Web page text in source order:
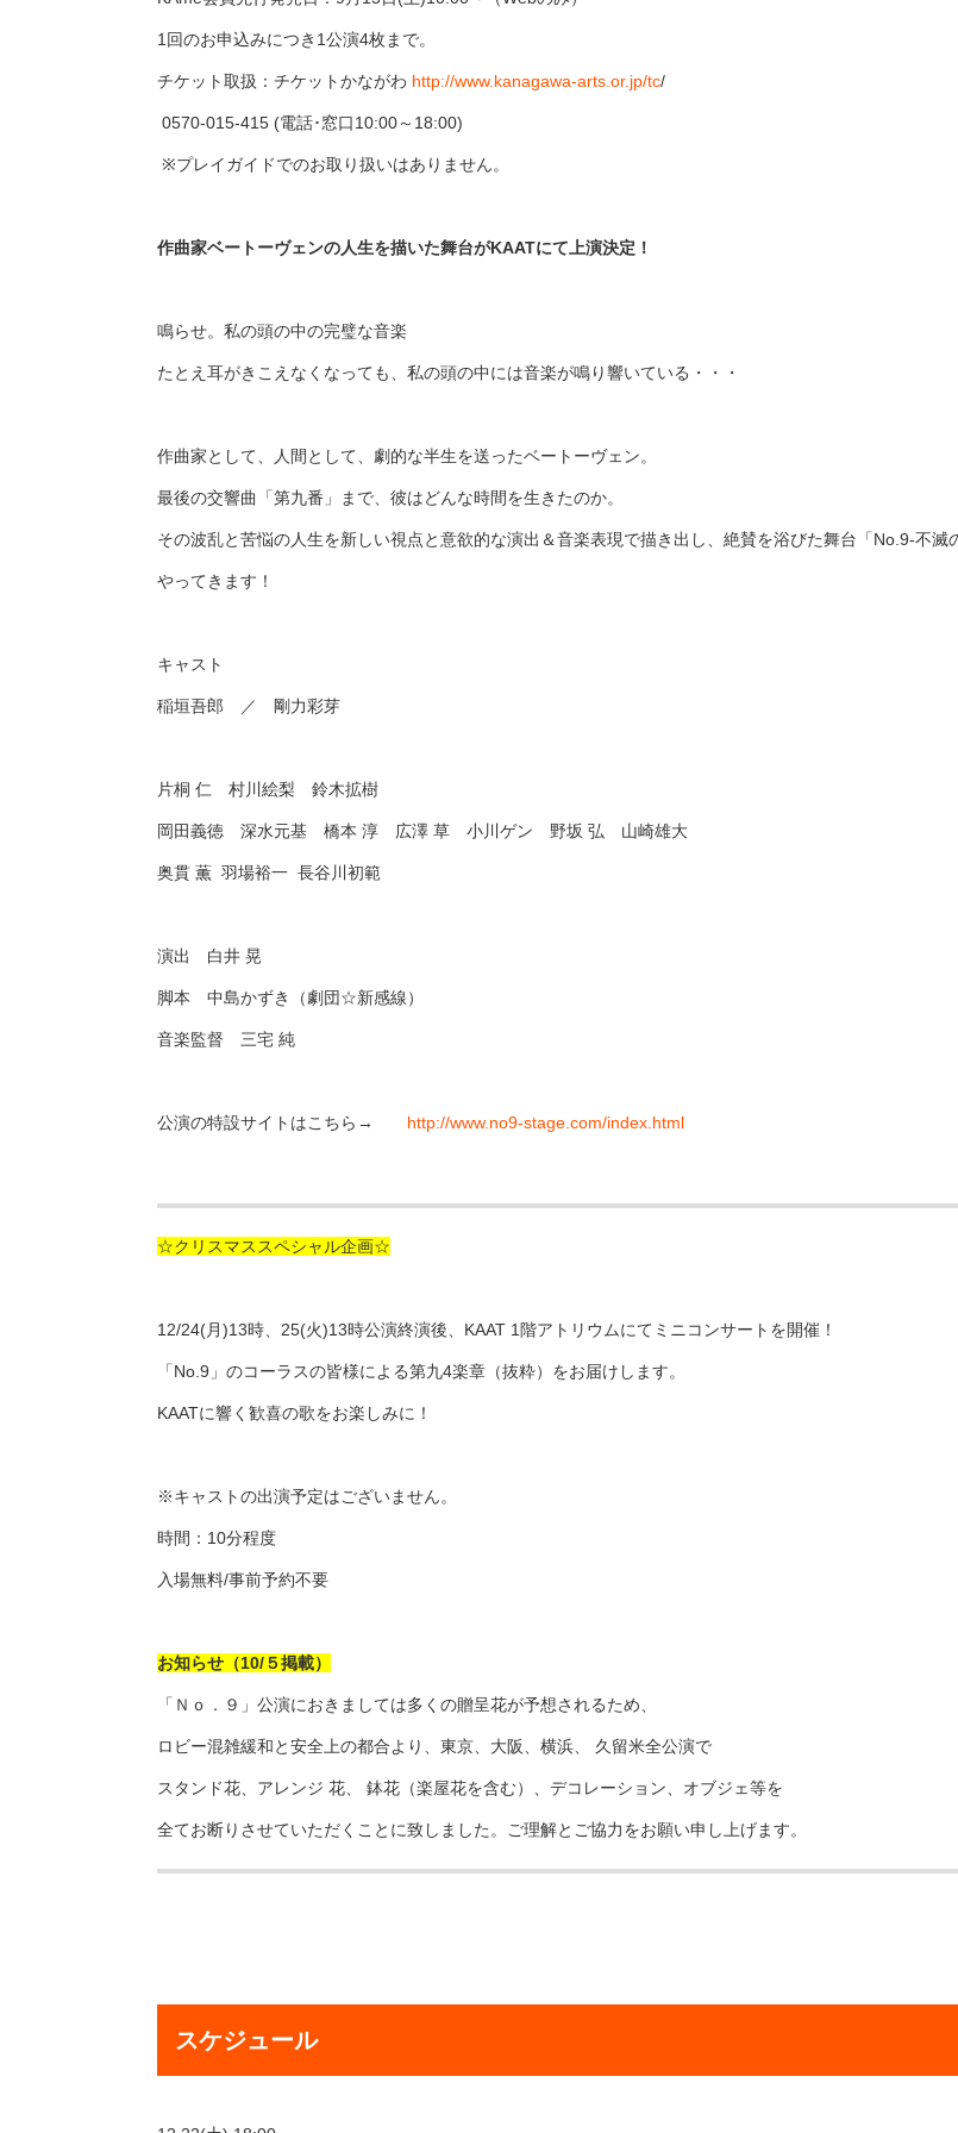
1回のお申込みにつき1公演4枚まで。
チケット取扱：チケットかながわ http://www.kanagawa-arts.or.jp/tc/
0570-015-415 (電話･窓口10:00～18:00)
※プレイガイドでのお取り扱いはありません。
作曲家ベートーヴェンの人生を描いた舞台がKAATにて上演決定！
鳴らせ。私の頭の中の完璧な音楽
たとえ耳がきこえなくなっても、私の頭の中には音楽が鳴り響いている・・・
作曲家として、人間として、劇的な半生を送ったベートーヴェン。
最後の交響曲「第九番」まで、彼はどんな時間を生きたのか。
その波乱と苦悩の人生を新しい視点と意欲的な演出＆音楽表現で描き出し、絶賛を浴びた舞台「No.9-不
やってきます！
キャスト
稲垣吾郎 ／ 剛力彩芽
片桐 仁 村川絵梨 鈴木拡樹
岡田義徳 深水元基 橋本 淳 広澤 草 小川ゲン 野坂 弘 山崎雄大
奥貫 薫 羽場裕一 長谷川初範
演出 白井 晃
脚本 中島かずき（劇団☆新感線）
音楽監督 三宅 純
公演の特設サイトはこちら→ http://www.no9-stage.com/index.html
☆クリスマススペシャル企画☆
12/24(月)13時、25(火)13時公演終演後、KAAT 1階アトリウムにてミニコンサートを開催！
「No.9」のコーラスの皆様による第九4楽章（抜粋）をお届けします。
KAATに響く歓喜の歌をお楽しみに！
※キャストの出演予定はございません。
時間：10分程度
入場無料/事前予約不要
お知らせ（10/５掲載）
「Ｎｏ．９」公演におきましては多くの贈呈花が予想されるため、
ロビー混雑緩和と安全上の都合より、東京、大阪、横浜、 久留米全公演で
スタンド花、アレンジ 花、 鉢花（楽屋花を含む）、デコレーション、オブジェ等を
全てお断りさせていただくことに致しました。ご理解とご協力をお願い申し上げます。
スケジュール